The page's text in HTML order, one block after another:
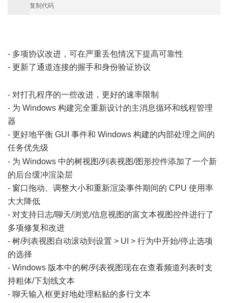
复制代码
- 多项协议改进，可在严重丢包情况下提高可靠性
- 更新了通道连接的握手和身份验证协议
- 对打孔程序的一些改进，更好的速率限制
- 为 Windows 构建完全重新设计的主消息循环和线程管理
器
- 更好地平衡 GUI 事件和 Windows 构建的内部处理之间的
任务优先级
- 为 Windows 中的树视图/列表视图/图形控件添加了一个新
的后台缓冲渲染层
- 窗口拖动、调整大小和重新渲染事件期间的 CPU 使用率
大大降低
- 对支持日志/聊天/浏览/信息视图的富文本视图控件进行了
多项修复和改进
- 树/列表视图自动滚动到设置 > UI > 行为中开始/停止选项
的选择
- Windows 版本中的树/列表视图现在在查看频道列表时支
持粗体/下划线文本
- 聊天输入框更好地处理粘贴的多行文本